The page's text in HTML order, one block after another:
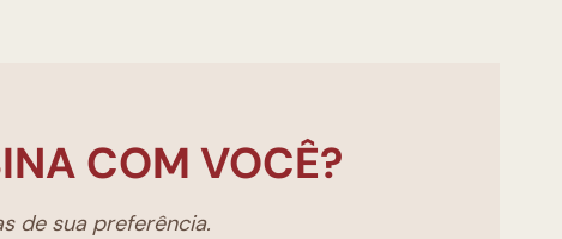
COM VOCÊ?
de sua preferência.